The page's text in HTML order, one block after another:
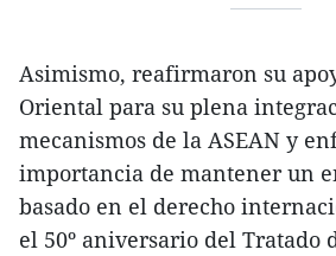
Asimismo, reafirmaron su
Oriental para su plena
mecanismos de la ASEAN y
importancia de mantener un
basado en el derecho
el 50º aniversario del Tratado